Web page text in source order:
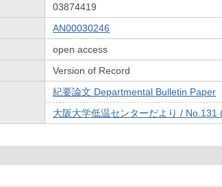
03874419
AN00030246
open access
Version of Record
紀要論文 Departmental Bulletin Paper
大阪大学低温センターだより / No.131